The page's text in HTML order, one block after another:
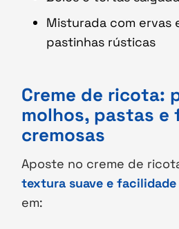
Misturada com ervas
pastinhas rústicas
Creme de ricota:
molhos, pastas e
cremosas
Aposte no creme de
textura suave e
em: